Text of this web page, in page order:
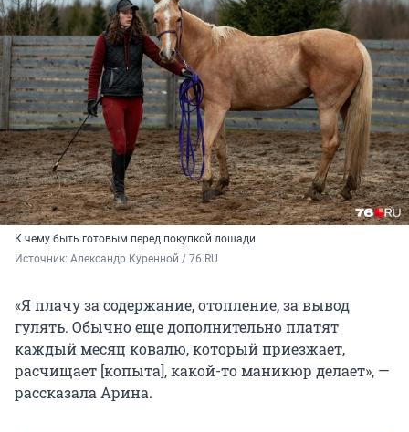
К чему быть готовым перед покупкой лошади
Источник: Александр Куренной / 76.RU
«Я плачу за содержание, отопление, за вывод
гулять. Обычно еще дополнительно платят
каждый месяц ковалю, который приезжает,
расчищает [копыта], какой-то маникюр делает», —
рассказала Арина.